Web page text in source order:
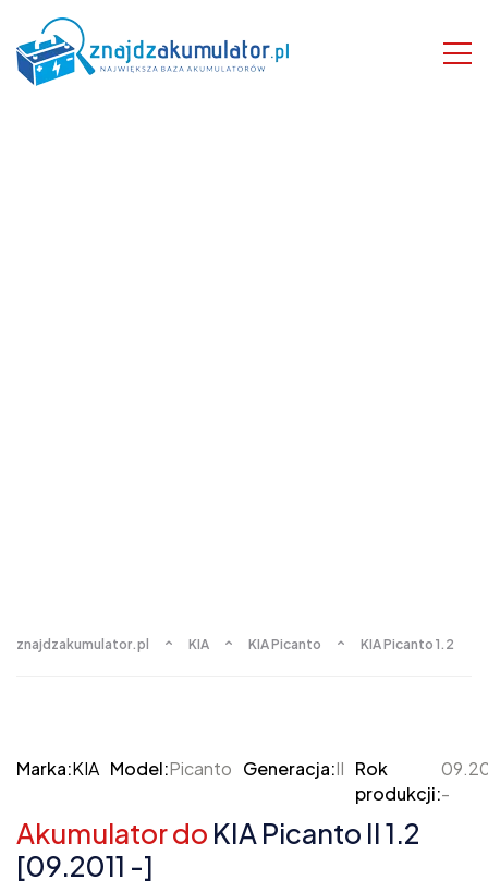
znajdzakumulator.pl KIA KIA Picanto KIA Picanto 1.2
Marka:KIA Model:Picanto Generacja:II Rok
produkcji:-
Akumulator do KIA Picanto II 1.2
[09.2011 -]